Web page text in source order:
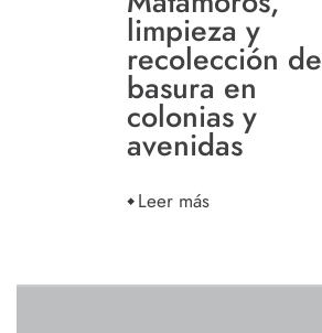
limpieza y
recolección de
basura en
colonias y
avenidas
Leer más